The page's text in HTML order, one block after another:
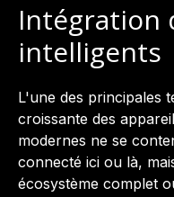
Intégration
intelligents
L'une des principales
croissante des
modernes ne se
connecté ici ou là,
écosystème complet